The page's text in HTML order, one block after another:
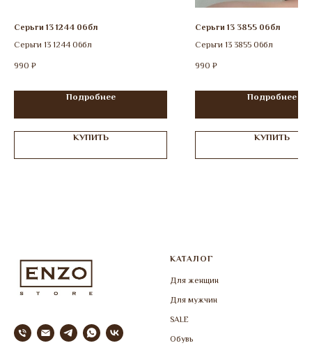
Серьги 13 1244 06бл
Серьги 13 1244 06бл
990 ₽
Подробнее
КУПИТЬ
Серьги 13 3855 06бл
Серьги 13 3855 06бл
990 ₽
Подробнее
КУПИТЬ
КАТАЛОГ
Для женщин
Для мужчин
SALE
Обувь